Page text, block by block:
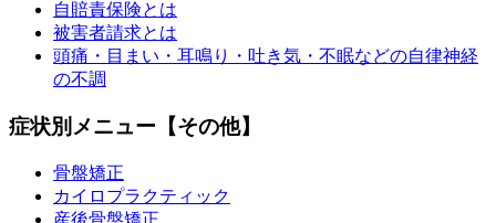
自賠責保険とは
被害者請求とは
頭痛・目まい・耳鳴り・吐き気・不眠などの自律神経
の不調
症状別メニュー【その他】
骨盤矯正
カイロプラクティック
産後骨盤矯正